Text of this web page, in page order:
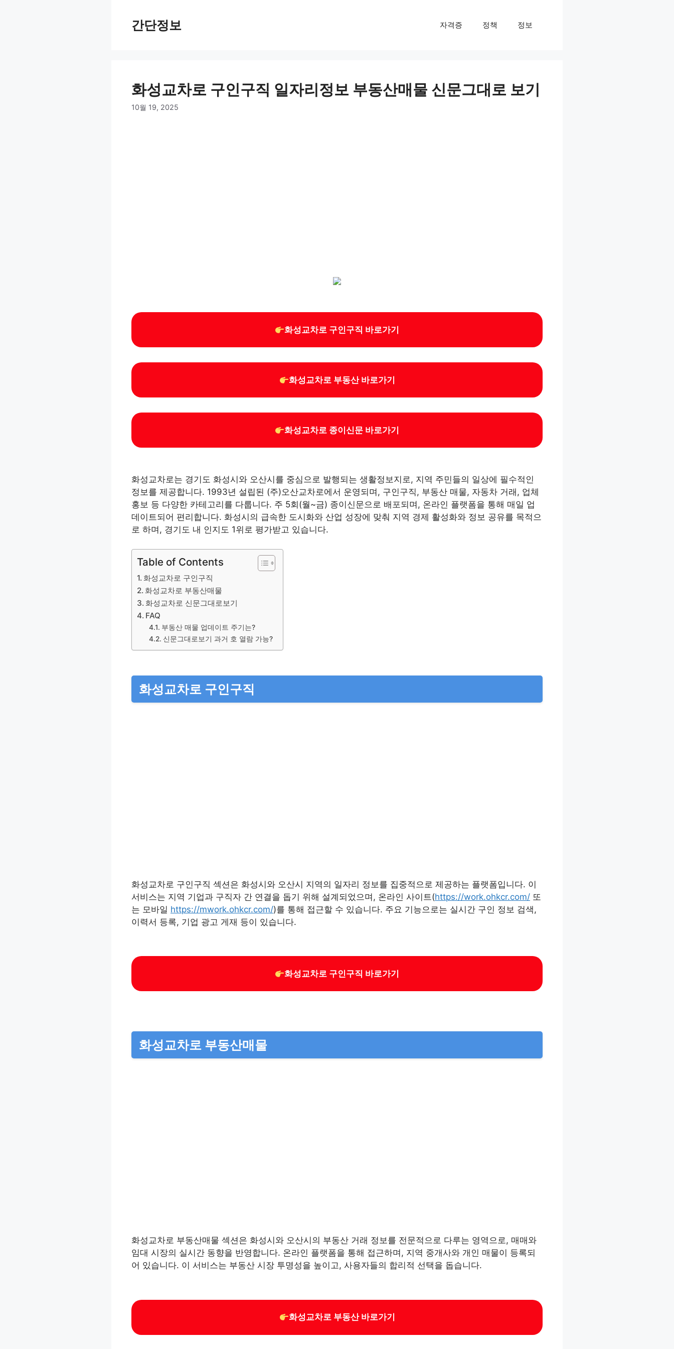
간단정보 자격증 정책 정보
화성교차로 구인구직 일자리정보 부동산매물 신문그대로 보기
10월 19, 2025
화성교차로 구인구직 바로가기
화성교차로 부동산 바로가기
화성교차로 종이신문 바로가기
화성교차로는 경기도 화성시와 오산시를 중심으로 발행되는 생활정보지로, 지역 주민들의 일상에 필수적인
정보를 제공합니다. 1993년 설립된 (주)오산교차로에서 운영되며, 구인구직, 부동산 매물, 자동차 거래, 업체
홍보 등 다양한 카테고리를 다룹니다. 주 5회(월~금) 종이신문으로 배포되며, 온라인 플랫폼을 통해 매일 업
데이트되어 편리합니다. 화성시의 급속한 도시화와 산업 성장에 맞춰 지역 경제 활성화와 정보 공유를 목적으
로 하며, 경기도 내 인지도 1위로 평가받고 있습니다.
Table of Contents
화성교차로 구인구직
화성교차로 부동산매물
화성교차로 신문그대로보기
FAQ
부동산 매물 업데이트 주기는?
신문그대로보기 과거 호 열람 가능?
화성교차로 구인구직
화성교차로 구인구직 섹션은 화성시와 오산시 지역의 일자리 정보를 집중적으로 제공하는 플랫폼입니다. 이
서비스는 지역 기업과 구직자 간 연결을 돕기 위해 설계되었으며, 온라인 사이트(https://work.ohkcr.com/ 또
는 모바일 https://mwork.ohkcr.com/)를 통해 접근할 수 있습니다. 주요 기능으로는 실시간 구인 정보 검색,
이력서 등록, 기업 광고 게재 등이 있습니다.
화성교차로 구인구직 바로가기
화성교차로 부동산매물
화성교차로 부동산매물 섹션은 화성시와 오산시의 부동산 거래 정보를 전문적으로 다루는 영역으로, 매매와
임대 시장의 실시간 동향을 반영합니다. 온라인 플랫폼을 통해 접근하며, 지역 중개사와 개인 매물이 등록되
어 있습니다. 이 서비스는 부동산 시장 투명성을 높이고, 사용자들의 합리적 선택을 돕습니다.
화성교차로 부동산 바로가기